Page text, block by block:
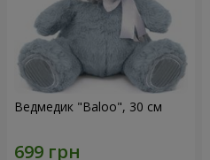
Ведмедик "Baloo", 30 см